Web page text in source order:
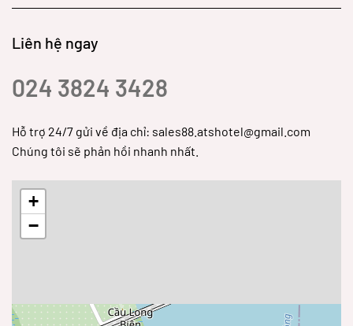
Liên hệ ngay
024 3824 3428
Hỗ trợ 24/7 gửi về địa chỉ: sales88.atshotel@gmail.com
Chúng tôi sẽ phản hồi nhanh nhất.
+
−